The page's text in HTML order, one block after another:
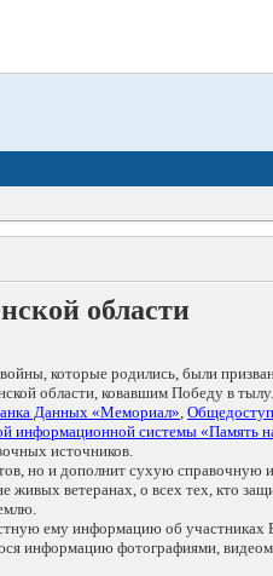
области
которые родились, были
области, ковавшим Победу в тылу.
Данных «Мемориал»,
информационной системы «Память
источников.
но и дополнит сухую
живых ветеранах, о всех тех, кто
ему информацию об участниках
информацию фотографиями,